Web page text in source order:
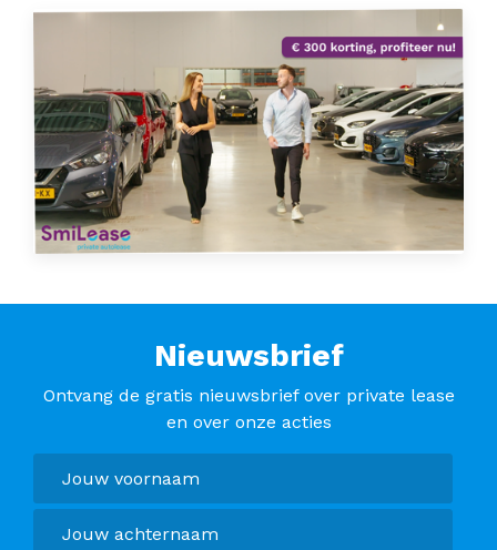
Nieuwsbrief
Ontvang de gratis nieuwsbrief over private lease
en over onze acties